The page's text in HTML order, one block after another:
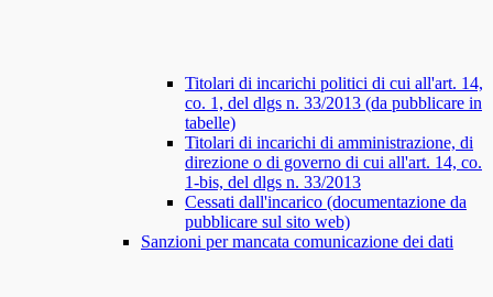
Titolari di incarichi politici di cui all'art. 14,
co. 1, del dlgs n. 33/2013 (da pubblicare in
tabelle)
Titolari di incarichi di amministrazione, di
direzione o di governo di cui all'art. 14, co.
1-bis, del dlgs n. 33/2013
Cessati dall'incarico (documentazione da
pubblicare sul sito web)
Sanzioni per mancata comunicazione dei dati